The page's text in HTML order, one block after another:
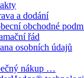
a dodání
obchodné
řád
osobních údajů
nákup …